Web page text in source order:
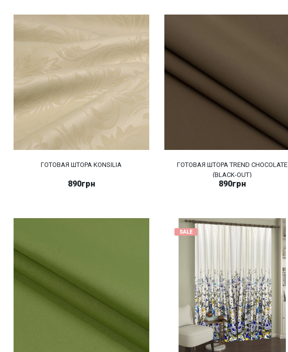
ГОТОВАЯ ШТОРА KONSILIA
890грн
ГОТОВАЯ ШТОРА TREND CHOCOLATE
(BLACK-OUT)
890грн
SALE